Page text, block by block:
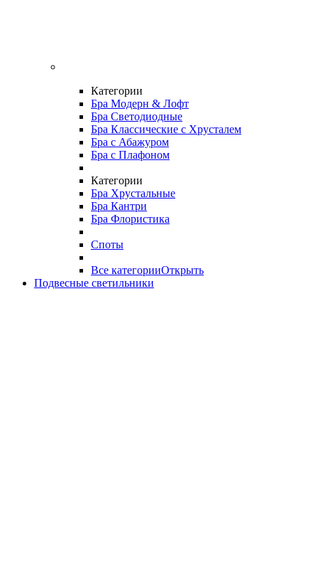
Категории
Бра Модерн & Лофт
Бра Светодиодные
Бра Классические с Хрусталем
Бра с Абажуром
Бра с Плафоном
Категории
Бра Хрустальные
Бра Кантри
Бра Флористика
Споты
Все категорииОткрыть
Подвесные светильники